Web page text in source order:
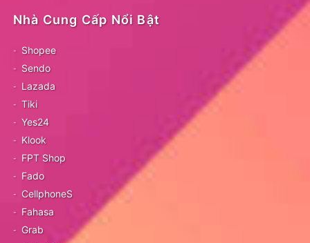
Nhà Cung Cấp Nổi Bật
Shopee
Sendo
Lazada
Tiki
Yes24
Klook
FPT Shop
Fado
CellphoneS
Fahasa
Grab